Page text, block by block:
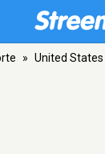
» United States